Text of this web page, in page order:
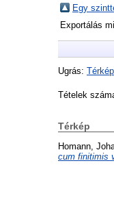
Egy
Exportálás
Ugrás: Térkép
Tételek
Térkép
Homann,
cum finitimis